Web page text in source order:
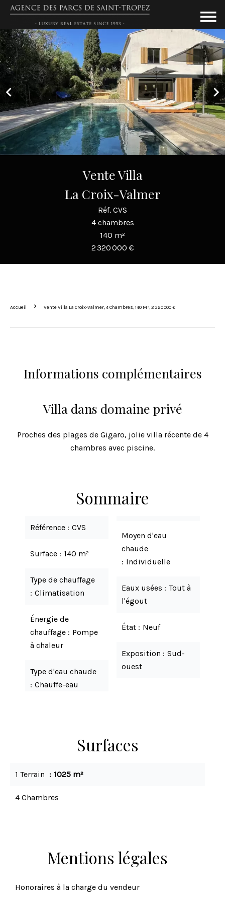
Vente Villa
La Croix-Valmer
Réf. CVS
4 chambres
140 m²
2 320 000 €
Accueil Vente Villa La Croix-Valmer, 4 Chambres, 140 M², 2 320 000 €
Informations complémentaires
Villa dans domaine privé
Proches des plages de Gigaro, jolie villa récente de 4
chambres avec piscine.
Sommaire
Référence CVS
Surface 140 m²
Type de chauffage
Climatisation
Énergie de
chauffage
Pompe
à chaleur
Type d'eau chaude
Chauffe-eau
Moyen d'eau
chaude
Individuelle
Eaux usées
Tout à
l'égout
État Neuf
Exposition
Sud-
ouest
Surfaces
1 Terrain 1025 m²
4 Chambres
Mentions légales
Honoraires à la charge du vendeur